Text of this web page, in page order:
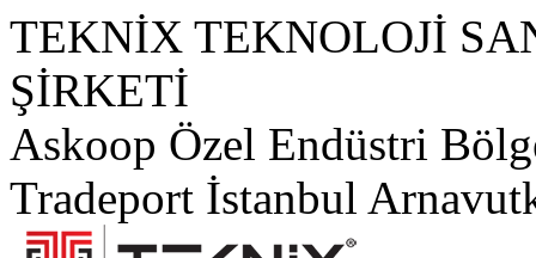
TEKNİX TEKNOLOJİ
ŞİRKETİ
Askoop Özel Endüstri
Tradeport İstanbul